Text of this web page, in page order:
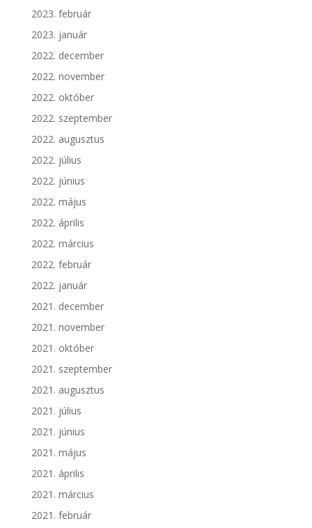
2023. február
2023. január
2022. december
2022. november
2022. október
2022. szeptember
2022. augusztus
2022. július
2022. június
2022. május
2022. április
2022. március
2022. február
2022. január
2021. december
2021. november
2021. október
2021. szeptember
2021. augusztus
2021. július
2021. június
2021. május
2021. április
2021. március
2021. február